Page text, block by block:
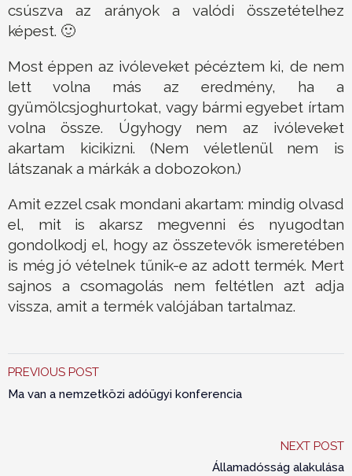
csúszva az arányok a valódi összetételhez
képest. 🙂
Most éppen az ivóleveket pécéztem ki, de nem
lett volna más az eredmény, ha a
gyümölcsjoghurtokat, vagy bármi egyebet írtam
volna össze. Úgyhogy nem az ivóleveket
akartam kicikizni. (Nem véletlenül nem is
látszanak a márkák a dobozokon.)
Amit ezzel csak mondani akartam: mindig olvasd
el, mit is akarsz megvenni és nyugodtan
gondolkodj el, hogy az összetevők ismeretében
is még jó vételnek tűnik-e az adott termék. Mert
sajnos a csomagolás nem feltétlen azt adja
vissza, amit a termék valójában tartalmaz.
PREVIOUS POST
Ma van a nemzetközi adóügyi konferencia
NEXT POST
Államadósság alakulása